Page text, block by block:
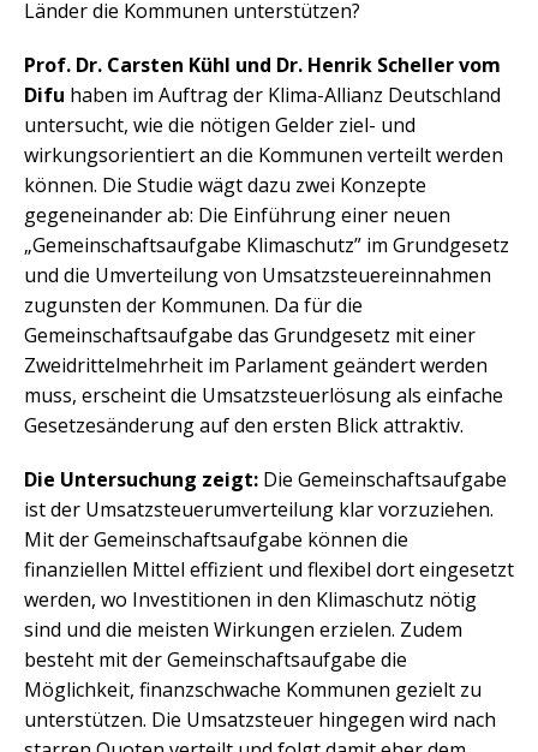
Länder die Kommunen unterstützen?
Prof. Dr. Carsten Kühl und Dr. Henrik Scheller vom
Difu haben im Auftrag der Klima-Allianz Deutschland
untersucht, wie die nötigen Gelder ziel- und
wirkungsorientiert an die Kommunen verteilt werden
können. Die Studie wägt dazu zwei Konzepte
gegeneinander ab: Die Einführung einer neuen
„Gemeinschaftsaufgabe Klimaschutz” im Grundgesetz
und die Umverteilung von Umsatzsteuereinnahmen
zugunsten der Kommunen. Da für die
Gemeinschaftsaufgabe das Grundgesetz mit einer
Zweidrittelmehrheit im Parlament geändert werden
muss, erscheint die Umsatzsteuerlösung als einfache
Gesetzesänderung auf den ersten Blick attraktiv.
Die Untersuchung zeigt: Die Gemeinschaftsaufgabe
ist der Umsatzsteuerumverteilung klar vorzuziehen.
Mit der Gemeinschaftsaufgabe können die
finanziellen Mittel effizient und flexibel dort eingesetzt
werden, wo Investitionen in den Klimaschutz nötig
sind und die meisten Wirkungen erzielen. Zudem
besteht mit der Gemeinschaftsaufgabe die
Möglichkeit, finanzschwache Kommunen gezielt zu
unterstützen. Die Umsatzsteuer hingegen wird nach